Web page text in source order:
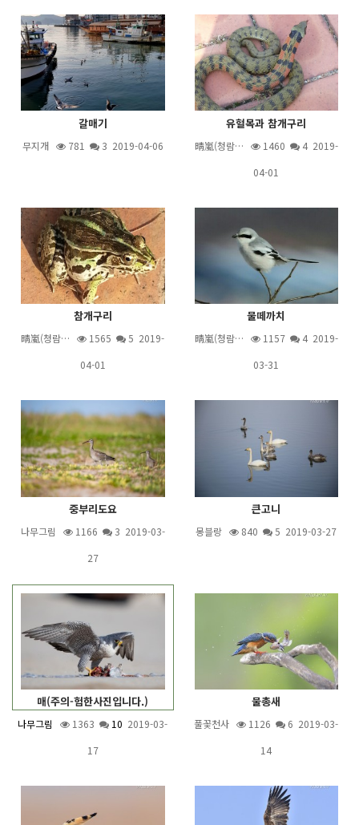
갈매기
무지개 781 3 2019-04-06
유혈목과 참개구리
晴嵐(청람… 1460 42019-
04-01
참개구리
晴嵐(청람… 1565 5 2019-
04-01
물떼까치
晴嵐(청람… 1157 42019-
03-31
중부리도요
나무그림 1166 3 2019-03-
27
큰고니
몽블랑 840 5 2019-03-27
매(주의-험한사진입니다.)
나무그림 1363 10 2019-03-
17
물총새
풀꽃천사 1126 6 2019-03-
14